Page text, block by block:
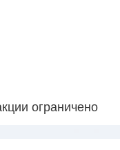
ограничено